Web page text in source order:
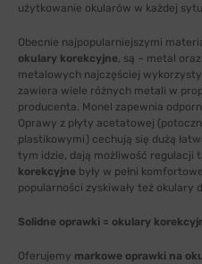
użytkowanie okularów w każdej
Obecnie najpopularniejszymi
okulary korekcyjne, są – metal
metalowych najczęściej
zawiera wiele różnych metali w
producenta. Monel zapewnia
Oprawy z płyty acetatowej
plastikowymi) cechują się dużą
tym idzie, dają możliwość regulacji
korekcyjne były w pełni
popularności zyskiwały też okulary
Solidne oprawki = okulary
Oferujemy markowe oprawki na